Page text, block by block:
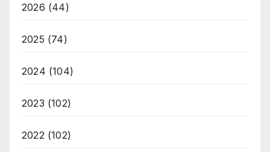
2026 (44)
2025 (74)
2024 (104)
2023 (102)
2022 (102)